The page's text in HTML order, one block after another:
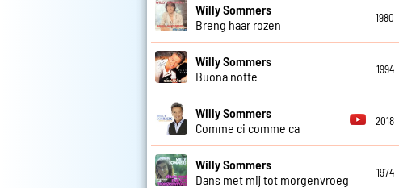
Willy Sommers
Breng haar rozen
1980
Willy Sommers
Buona notte
1994
Willy Sommers
Comme ci comme ca
2018
Willy Sommers
Dans met mij tot morgenvroeg
1974